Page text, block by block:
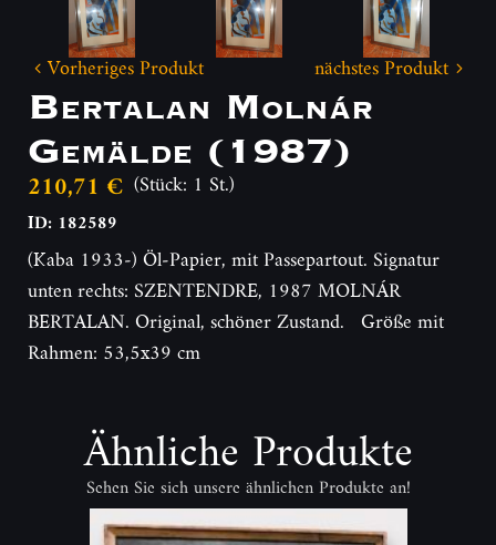
Vorheriges Produkt nächstes Produkt
Bertalan Molnár
Gemälde (1987)
210,71 € (Stück: 1 St.)
ID: 182589
(Kaba 1933-) Öl-Papier, mit Passepartout. Signatur
unten rechts: SZENTENDRE, 1987 MOLNÁR
BERTALAN. Original, schöner Zustand. Größe mit
Rahmen: 53,5x39 cm
Ähnliche Produkte
Sehen Sie sich unsere ähnlichen Produkte an!